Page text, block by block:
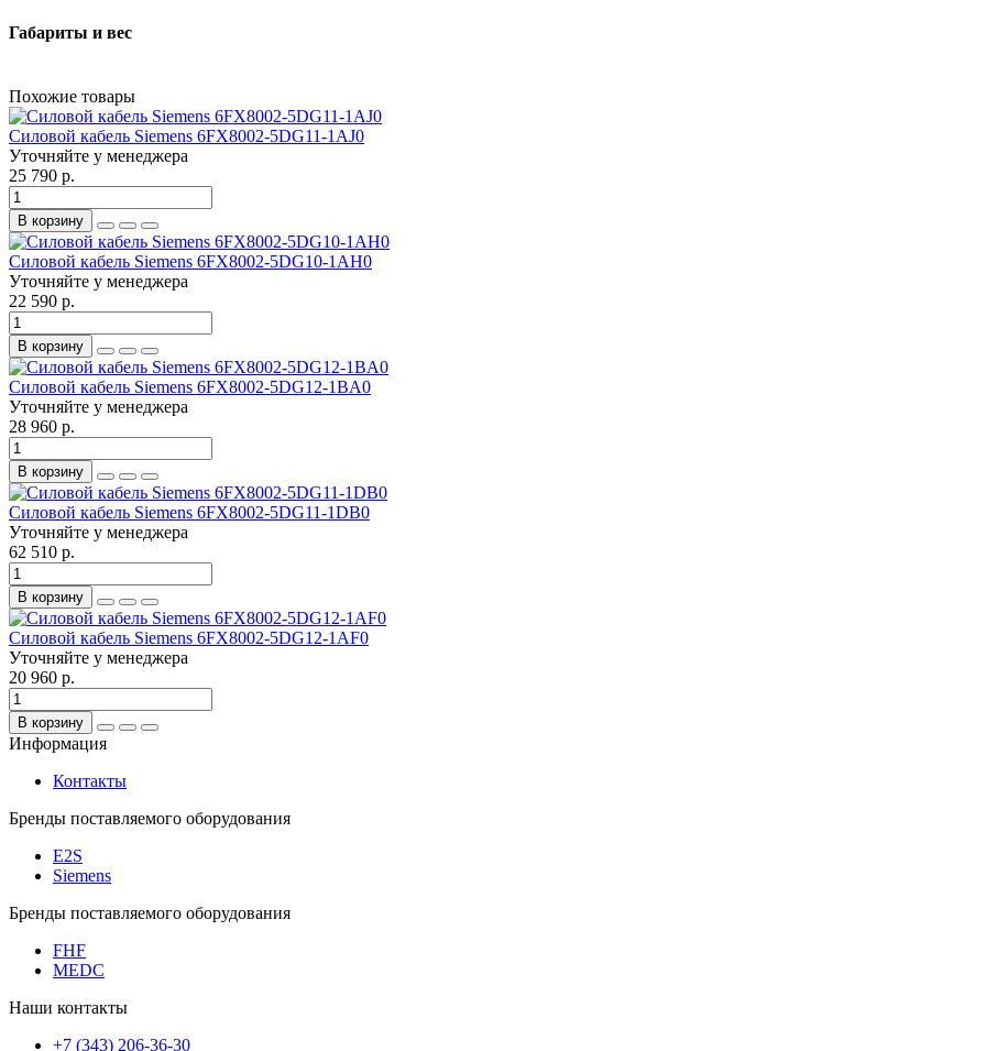
Габариты и вес
Похожие товары
Силовой кабель Siemens 6FX8002-5DG11-1AJ0
Уточняйте у менеджера
25 790 р.
В корзину
Силовой кабель Siemens 6FX8002-5DG10-1AH0
Уточняйте у менеджера
22 590 р.
В корзину
Силовой кабель Siemens 6FX8002-5DG12-1BA0
Уточняйте у менеджера
28 960 р.
В корзину
Силовой кабель Siemens 6FX8002-5DG11-1DB0
Уточняйте у менеджера
62 510 р.
В корзину
Силовой кабель Siemens 6FX8002-5DG12-1AF0
Уточняйте у менеджера
20 960 р.
В корзину
Информация
Контакты
Бренды поставляемого оборудования
E2S
Siemens
Бренды поставляемого оборудования
FHF
MEDC
Наши контакты
+7 (343) 206-36-30